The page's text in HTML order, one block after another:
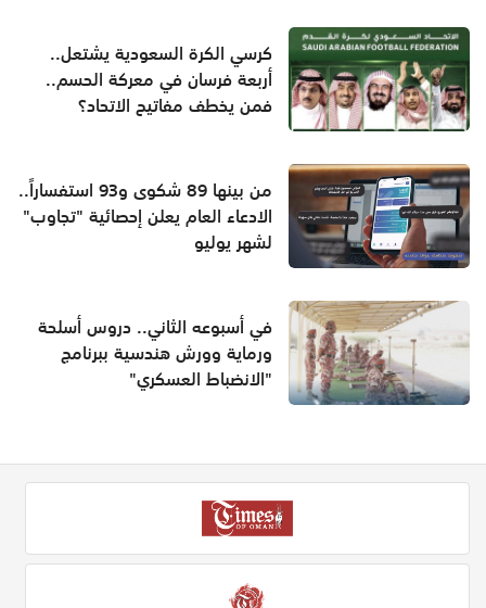
كرسي الكرة السعودية يشتعل..
أربعة فرسان في معركة الحسم..
فمن يخطف مفاتيح الاتحاد؟
من بينها 89 شكوى و93 استفساراً..
الادعاء العام يعلن إحصائية "تجاوب"
لشهر يوليو
في أسبوعه الثاني.. دروس أسلحة
ورماية وورش هندسية ببرنامج
"الانضباط العسكري"